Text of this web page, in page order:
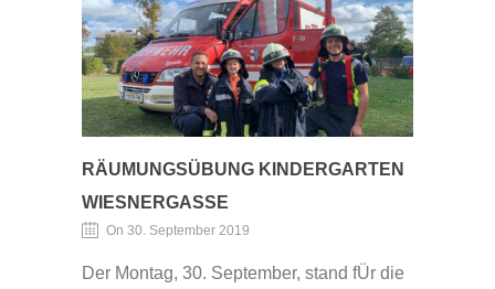
RÄUMUNGSÜBUNG KINDERGARTEN
WIESNERGASSE
On 30. September 2019
Der Montag, 30. September, stand fÜr die